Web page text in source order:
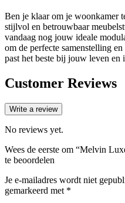
Ben je klaar om je woonkamer
stijlvol en betrouwbaar
vandaag nog jouw ideale
om de perfecte samenstelling
past het beste bij jouw leven en
Customer Reviews
Write a review
No reviews yet.
Wees de eerste om “Melvin
te beoordelen
Je e-mailadres wordt niet
gemarkeerd met *